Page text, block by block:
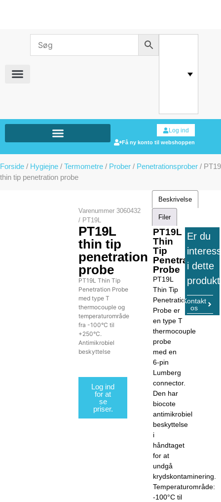
Log ind
Få ny konto til webshoppen
Forside / Hygiejne / Termometre / Prober / Penetrationsprober /
thin tip penetration probe
Varenummer 3060432
/ PT19L
PT19L
thin tip
penetration
probe
PT19L Thin Tip
Penetration Probe
med type T
thermocouple og
temperaturområde
fra -100°C til
+250°C.
Antimikrobiel
beskyttelse
Log ind
for at
se
priser.
Beskrivelse
Filer
PT19L
Thin
Tip
Penetration
Probe
PT19L
Thin Tip
Penetration
Probe er
en type T
thermocouple
probe
med en
6-pin
Lumberg
connector.
Den har
biocote
antimikrobiel
beskyttelse
i
håndtaget
for at
undgå
krydskontaminering.
Temperaturområde:
-100°C til
Er du
i dette
Kontakt
os